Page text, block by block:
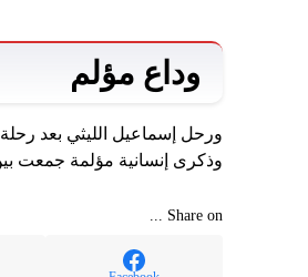
وداع مؤلم
ورحل إسماعيل الليثي بعد رحلة
وذكرى إنسانية مؤلمة جمعت
Share on ...